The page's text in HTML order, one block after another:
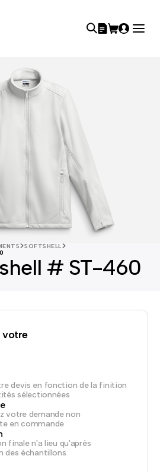
SOFTSHELL
# ST-460
votre
devis en fonction de la finition
sélectionnées
votre demande non
en commande
finale n'a lieu qu'après
des échantillons